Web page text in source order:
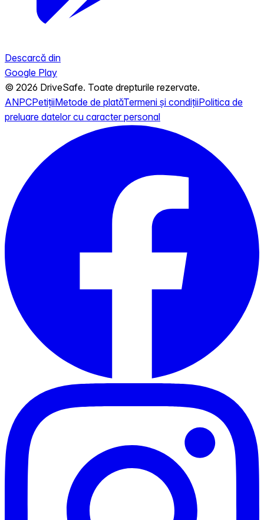
Descarcă din
Google Play
© 2026 DriveSafe. Toate drepturile rezervate.
ANPCPetițiiMetode de platăTermeni și condițiiPolitica de
preluare datelor cu caracter personal